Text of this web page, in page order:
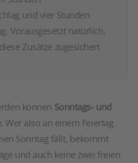
und vier Stunden
Vorausgesetzt natürlich,
Zusätze zugesichert
können Sonntags- und
. Wer also an einem Feiertag
Sonntag fällt, bekommt
und auch keine zwei freien